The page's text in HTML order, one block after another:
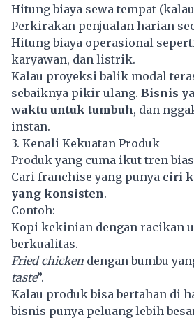
Hitung biaya sewa tempat (kalau
Perkirakan penjualan harian
Hitung biaya operasional
karyawan, dan listrik.
Kalau proyeksi balik modal
sebaiknya pikir ulang. Bisnis
waktu untuk tumbuh, dan
instan.
3. Kenali Kekuatan Produk
Produk yang cuma ikut tren
Cari franchise yang punya ciri
yang konsisten.
Contoh:
Kopi kekinian dengan racikan
berkualitas.
Fried chicken dengan bumbu
taste”.
Kalau produk bisa bertahan di
bisnis punya peluang lebih